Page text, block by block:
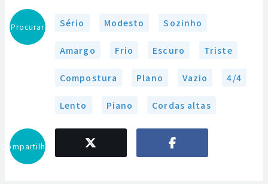
Procurar Sério Modesto Sozinho
Amargo Frio Escuro Triste
Compostura Plano Vazio 4/4
Lento Piano Cordas altas
Compartilhar